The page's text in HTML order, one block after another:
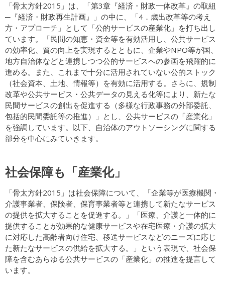
「骨太方針2015」は、「第3章『経済・財政一体改革』の取組
─『経済・財政再生計画』」の中に、「4．歳出改革等の考え
方・アプローチ」として「公的サービスの産業化」を打ち出し
ています。「民間の知恵・資金等を有効活用し、公共サービス
の効率化、質の向上を実現するとともに、企業やNPO等が国、
地方自治体などと連携しつつ公的サービスへの参画を飛躍的に
進める。また、これまで十分に活用されていない公的ストック
（社会資本、土地、情報等）を有効に活用する。さらに、規制
改革や公共サービス・公共データの見える化等により、新たな
民間サービスの創出を促進する（多様な行政事務の外部委託、
包括的民間委託等の推進）」とし、公共サービスの「産業化」
を強調しています。以下、自治体のアウトソーシングに関する
部分を中心にみていきます。
社会保障も「産業化」
「骨太方針2015」は社会保障について、「企業等が医療機関・
介護事業者、保険者、保育事業者等と連携して新たなサービス
の提供を拡大することを促進する。」「医療、介護と一体的に
提供することが効果的な健康サービスや在宅医療・介護の拡大
に対応した高齢者向け住宅、移送サービスなどのニーズに応じ
た新たなサービスの供給を拡大する。」という表現で、社会保
障を含むあらゆる公共サービスの「産業化」の推進を提言して
います。